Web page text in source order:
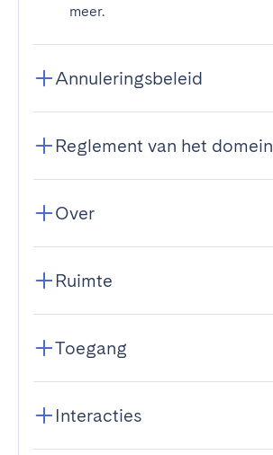
meer.
Annuleringsbeleid
Reglement van het domein
Over
Ruimte
Toegang
Interacties